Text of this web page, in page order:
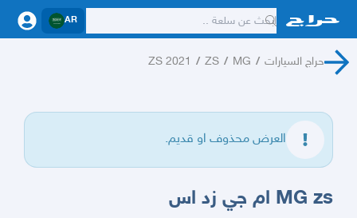
AR
حراج السيارات /
MG
/
ZS
/
ZS 2021
العرض محذوف او قديم.
MG zs ام جي زد اس